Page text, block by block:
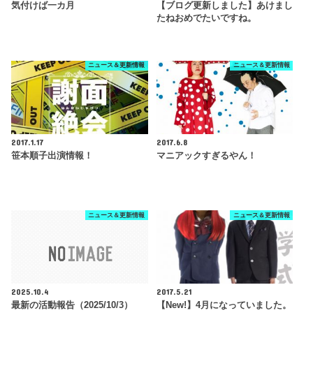
気付けば一カ月
【ブログ更新しました】あけまし
たねおめでたいですね。
ニュース＆更新情報
2017.1.17
笹本順子出演情報！
ニュース＆更新情報
2017.6.8
マニアックすぎるやん！
ニュース＆更新情報
2025.10.4
最新の活動報告（2025/10/3）
ニュース＆更新情報
2017.5.21
【New!】4月になっていました。